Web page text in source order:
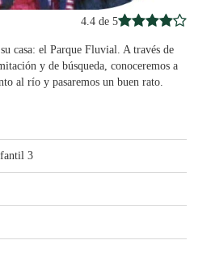
4.4 de 5
casa: el Parque Fluvial. A través de
y de búsqueda, conoceremos a
al río y pasaremos un buen rato.
3